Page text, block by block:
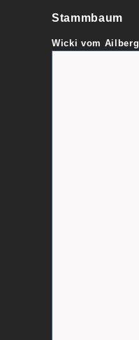
Stammbaum
Wicki vom Ailberg